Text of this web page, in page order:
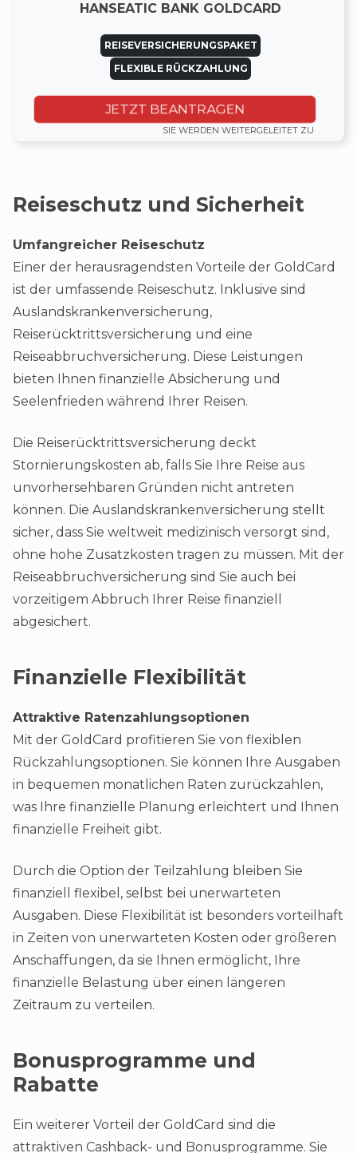
HANSEATIC BANK GOLDCARD
REISEVERSICHERUNGSPAKET
FLEXIBLE RÜCKZAHLUNG
JETZT BEANTRAGEN
SIE WERDEN WEITERGELEITET ZU
Reiseschutz und Sicherheit
Umfangreicher Reiseschutz
Einer der herausragendsten Vorteile der GoldCard
ist der umfassende Reiseschutz. Inklusive sind
Auslandskrankenversicherung,
Reiserücktrittsversicherung und eine
Reiseabbruchversicherung. Diese Leistungen
bieten Ihnen finanzielle Absicherung und
Seelenfrieden während Ihrer Reisen.
Die Reiserücktrittsversicherung deckt
Stornierungskosten ab, falls Sie Ihre Reise aus
unvorhersehbaren Gründen nicht antreten
können. Die Auslandskrankenversicherung stellt
sicher, dass Sie weltweit medizinisch versorgt sind,
ohne hohe Zusatzkosten tragen zu müssen. Mit der
Reiseabbruchversicherung sind Sie auch bei
vorzeitigem Abbruch Ihrer Reise finanziell
abgesichert​.
Finanzielle Flexibilität
Attraktive Ratenzahlungsoptionen
Mit der GoldCard profitieren Sie von flexiblen
Rückzahlungsoptionen. Sie können Ihre Ausgaben
in bequemen monatlichen Raten zurückzahlen,
was Ihre finanzielle Planung erleichtert und Ihnen
finanzielle Freiheit gibt.
Durch die Option der Teilzahlung bleiben Sie
finanziell flexibel, selbst bei unerwarteten
Ausgaben. Diese Flexibilität ist besonders vorteilhaft
in Zeiten von unerwarteten Kosten oder größeren
Anschaffungen, da sie Ihnen ermöglicht, Ihre
finanzielle Belastung über einen längeren
Zeitraum zu verteilen​.
Bonusprogramme und
Rabatte
Ein weiterer Vorteil der GoldCard sind die
attraktiven Cashback- und Bonusprogramme. Sie